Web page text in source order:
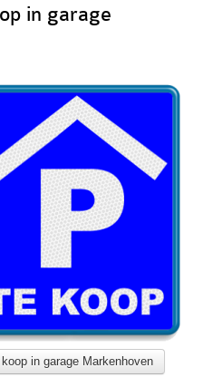
in garage
in garage Markenhoven